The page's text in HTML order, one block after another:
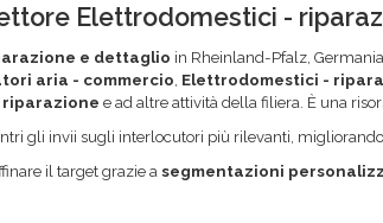
Elettrodomestici -
e dettaglio in Rheinland-Pfalz,
aria - commercio Elettrodomestici -
e ad altre attività della filiera. È una
gli invii sugli interlocutori più rilevanti,
il target grazie a segmentazioni